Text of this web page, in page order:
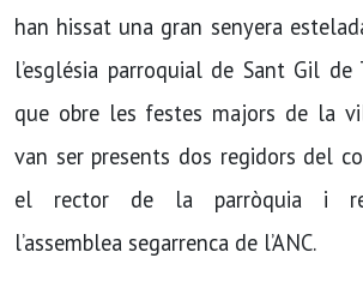
han hissat una gran senyera
l’església parroquial de Sant Gil
que obre les festes majors de la
van ser presents dos regidors del
el rector de la parròquia i
l’assemblea segarrenca de l’ANC.